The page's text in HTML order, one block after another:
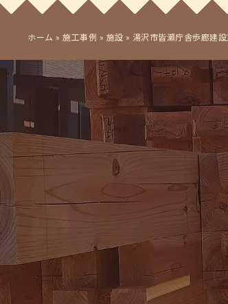
ホーム »施工事例 » 施設 » 湯沢市皆瀬庁舎歩廊建